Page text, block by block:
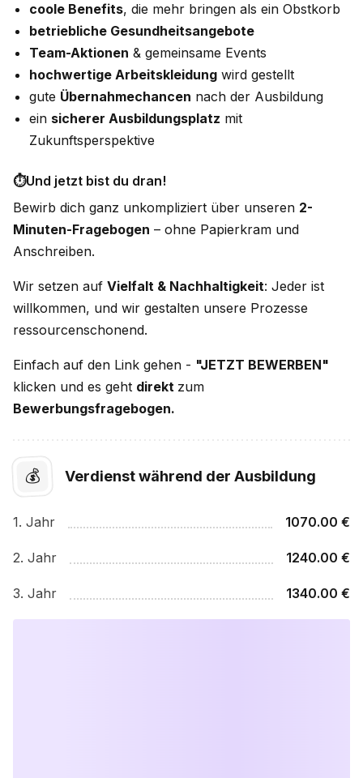
coole Benefits, die mehr bringen als ein Obstkorb
betriebliche Gesundheitsangebote
Team-Aktionen & gemeinsame Events
hochwertige Arbeitskleidung wird gestellt
gute Übernahmechancen nach der Ausbildung
ein sicherer Ausbildungsplatz mit
Zukunftsperspektive
⏱️Und jetzt bist du dran!
Bewirb dich ganz unkompliziert über unseren 2-
Minuten-Fragebogen – ohne Papierkram und
Anschreiben.
Wir setzen auf Vielfalt & Nachhaltigkeit: Jeder ist
willkommen, und wir gestalten unsere Prozesse
ressourcenschonend.
Einfach auf den Link gehen - "JETZT BEWERBEN"
klicken und es geht direkt zum
Bewerbungsfragebogen.
💰 Verdienst während der Ausbildung
1. Jahr 1070.00 €
2. Jahr 1240.00 €
3. Jahr 1340.00 €